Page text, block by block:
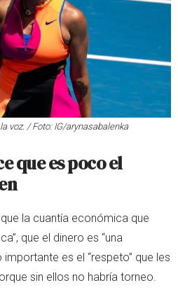
voz. / Foto: IG/arynasabalenka
que es poco el
la cuantía económica que
que el dinero es “una
es el “respeto” que les
sin ellos no habría torneo.